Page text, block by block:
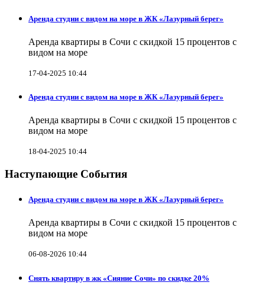
Аренда студии с видом на море в ЖК «Лазурный берег»
Аренда квартиры в Сочи с скидкой 15 процентов с
видом на море
17-04-2025 10:44
Аренда студии с видом на море в ЖК «Лазурный берег»
Аренда квартиры в Сочи с скидкой 15 процентов с
видом на море
18-04-2025 10:44
Наступающие События
Аренда студии с видом на море в ЖК «Лазурный берег»
Аренда квартиры в Сочи с скидкой 15 процентов с
видом на море
06-08-2026 10:44
Снять квартиру в жк «Сияние Сочи» по скидке 20%